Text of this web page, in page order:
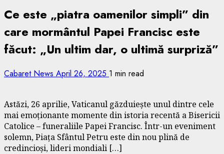
Ce este „piatra oamenilor simpli” din
care mormântul Papei Francisc este
făcut: „Un ultim dar, o ultimă surpriză”
Cabaret News April 26, 2025 1 min read
Astăzi, 26 aprilie, Vaticanul găzduiește unul dintre cele
mai emoționante momente din istoria recentă a Bisericii
Catolice – funeraliile Papei Francisc. Într-un eveniment
solemn, Piața Sfântul Petru este din nou plină de
credincioși, lideri mondiali […]